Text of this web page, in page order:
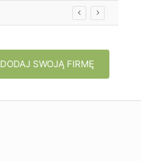
DODAJ SWOJĄ FIRMĘ